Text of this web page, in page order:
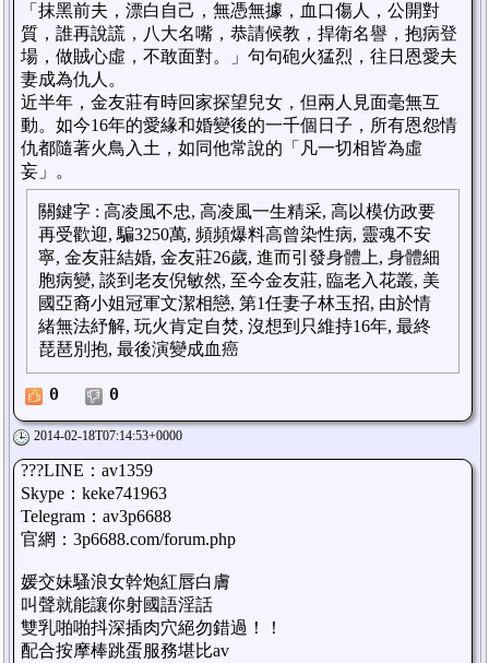
「抹黑前夫，漂白自己，無憑無據，血口傷人，公開對
質，誰再說謊，八大名嘴，恭請候教，捍衛名譽，抱病登
場，做賊心虛，不敢面對。」句句砲火猛烈，往日恩愛夫
妻成為仇人。
近半年，金友莊有時回家探望兒女，但兩人見面毫無互
動。如今16年的愛緣和婚變後的一千個日子，所有恩怨情
仇都隨著火鳥入土，如同他常說的「凡一切相皆為虛
妄」。
關鍵字 : 高凌風不忠, 高凌風一生精采, 高以模仿政要
再受歡迎, 騙3250萬, 頻頻爆料高曾染性病, 靈魂不安
寧, 金友莊結婚, 金友莊26歲, 進而引發身體上, 身體細
胞病變, 談到老友倪敏然, 至今金友莊, 臨老入花叢, 美
國亞裔小姐冠軍文潔相戀, 第1任妻子林玉招, 由於情
緒無法紓解, 玩火肯定自焚, 沒想到只維持16年, 最終
琵琶別抱, 最後演變成血癌
0 0
2014-02-18T07:14:53+0000
???LINE：av1359
Skype：keke741963
Telegram：av3p6688
官網：3p6688.com/forum.php
媛交妹騷浪女幹炮紅唇白膚
叫聲就能讓你射國語淫話
雙乳啪啪抖深插肉穴絕勿錯過！！
配合按摩棒跳蛋服務堪比av